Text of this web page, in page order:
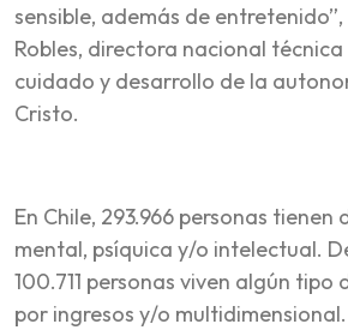
sensible, además de
Robles, directora nacional
cuidado y desarrollo de la
Cristo.
En Chile, 293.966 personas tienen
mental, psíquica y/o intelectual.
100.711 personas viven algún tipo
por ingresos y/o